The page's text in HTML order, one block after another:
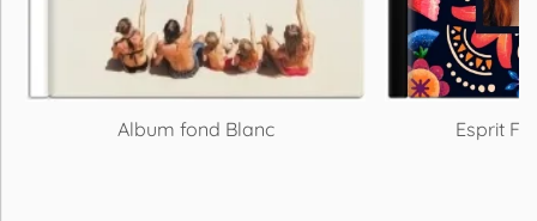
Album fond Blanc Esprit